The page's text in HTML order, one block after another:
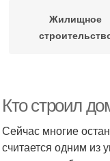
Жилищное
Кто строил
Сейчас многие
считается одним из